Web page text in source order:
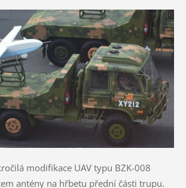
modifikace UAV typu BZK-008
antény na hřbetu přední části trupu.